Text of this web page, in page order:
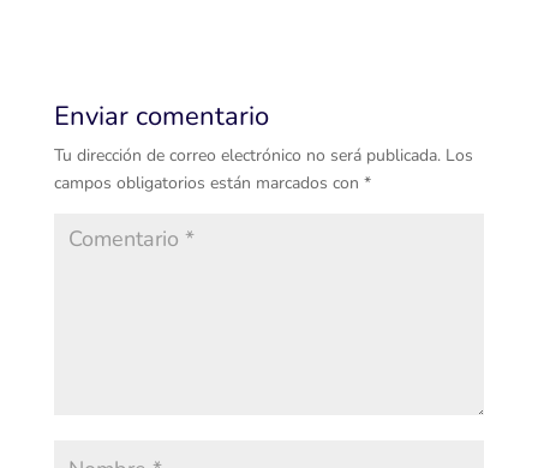
Enviar comentario
Tu dirección de correo electrónico no será publicada. Los
campos obligatorios están marcados con *